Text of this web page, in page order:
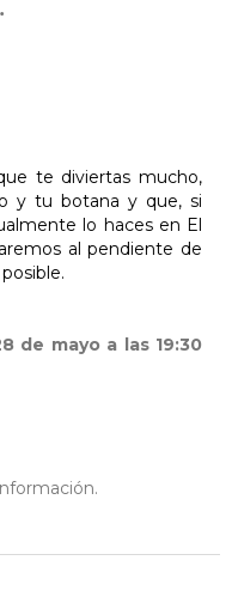
te diviertas mucho,
y tu botana y que, si
lo haces en El
al pendiente de
de mayo a las 19:30